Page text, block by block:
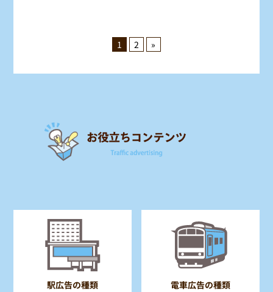
1 2 »
駅広告の種類 電車広告の種類